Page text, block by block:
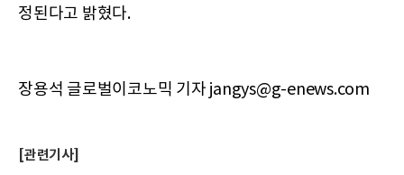
정된다고 밝혔다.
장용석 글로벌이코노믹 기자 jangys@g-enews.com
[관련기사]